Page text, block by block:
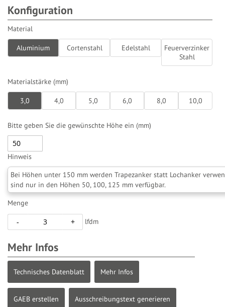
Konfiguration
Material
Aluminium Cortenstahl Edelstahl
Feuerverzinker
Stahl
Materialstärke (mm)
3,0 4,0 5,0 6,0 8,0 10,0
Bitte geben Sie die gewünschte Höhe ein (mm)
Hinweis
Bei Höhen unter 150 mm werden Trapezanker statt Lochanker
sind nur in den Höhen 50, 100, 125 mm verfügbar.
Menge
- + lfdm
Mehr Infos
Technisches Datenblatt Mehr Infos
GAEB erstellen Ausschreibungstext generieren